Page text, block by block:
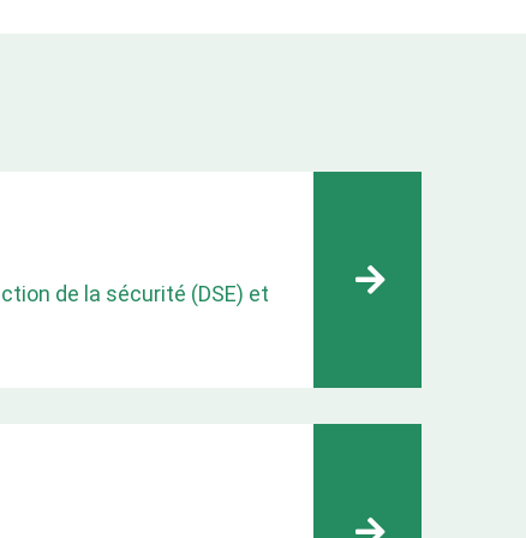
de la sécurité (DSE) et